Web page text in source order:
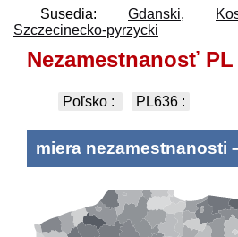
Susedia: Gdanski,
Szczecinecko-pyrzycki
Nezamestnanosť PL
Poľsko : PL636 :
miera nezamestnanosti